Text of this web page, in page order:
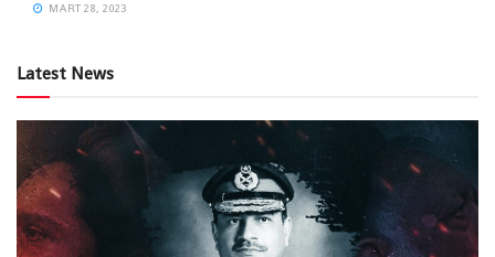
MART 28, 2023
Latest News